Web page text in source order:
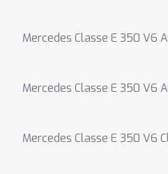
Mercedes Classe E 350 V6
Mercedes Classe E 350 V6
Mercedes Classe E 350 V6